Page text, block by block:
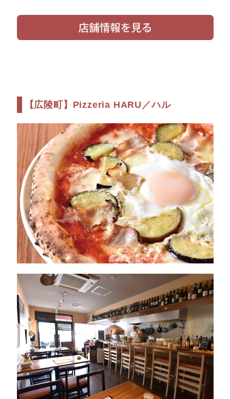
【広陵町】Pizzeria HARU／ハル